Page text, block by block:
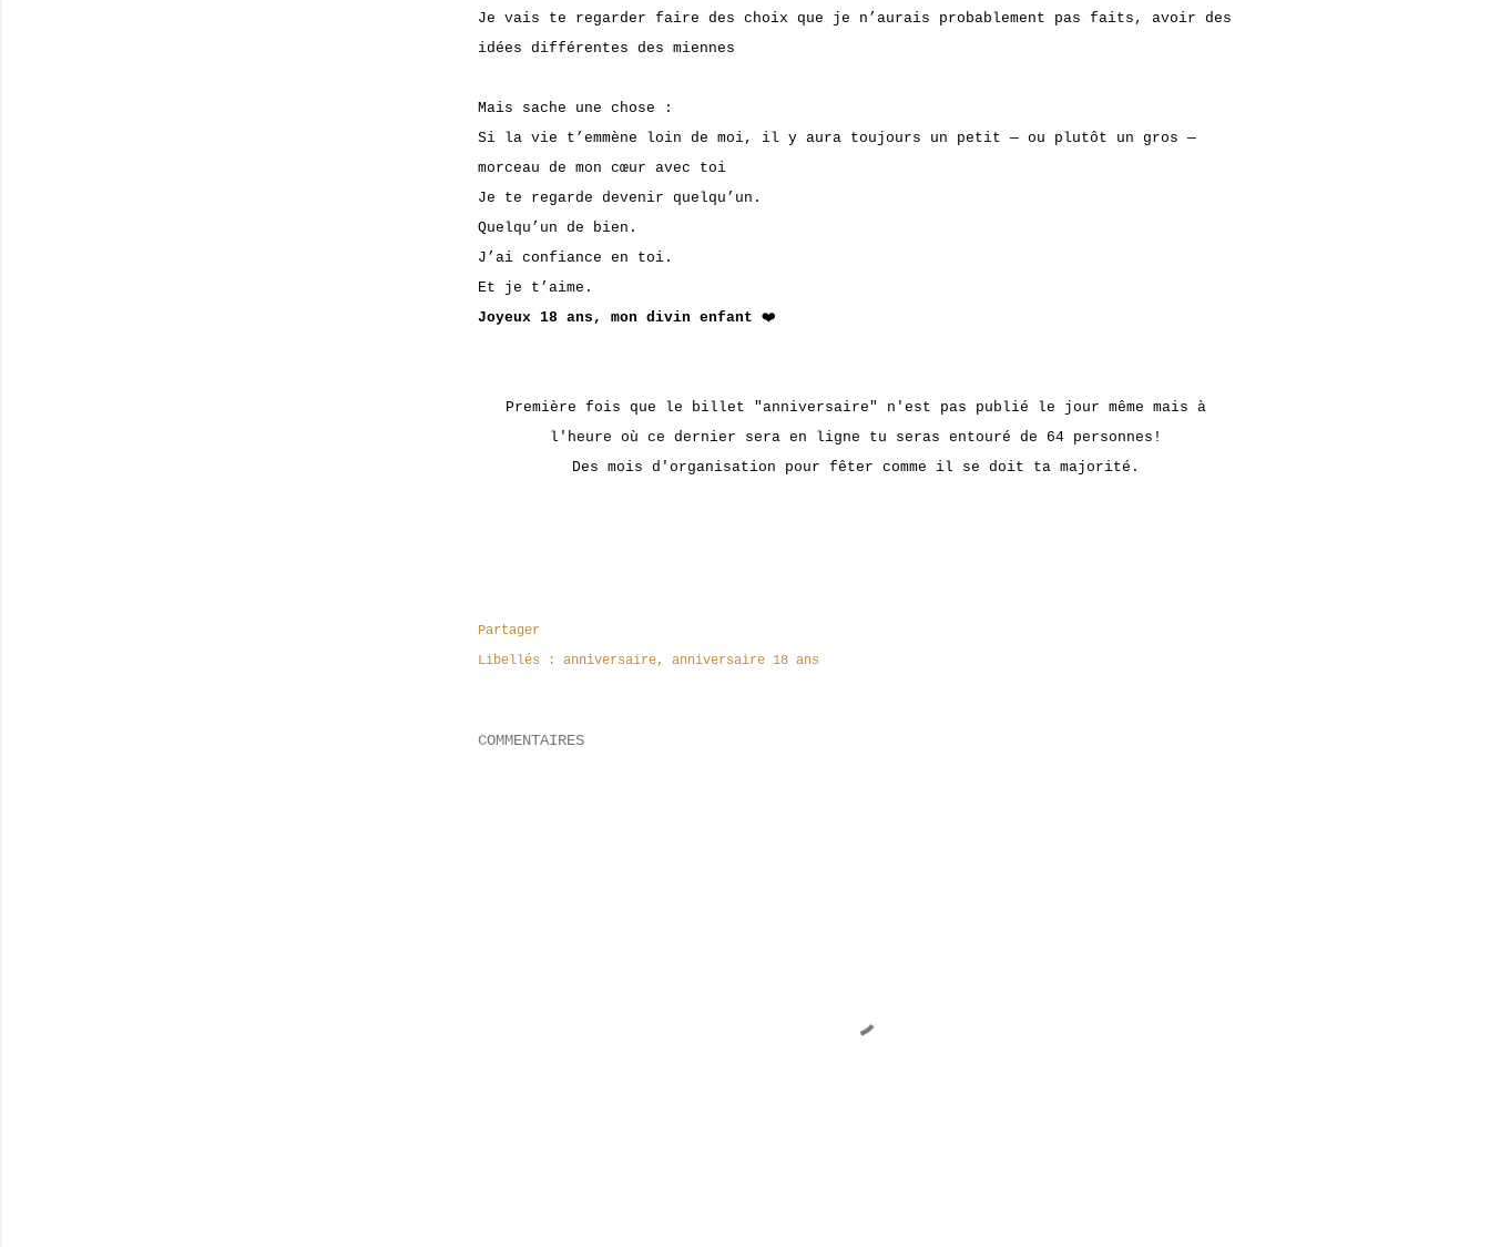
Je vais te regarder faire des choix que je n’aurais probablement pas faits, avoir des
idées différentes des miennes
Mais sache une chose :
Si la vie t’emmène loin de moi, il y aura toujours un petit — ou plutôt un gros —
morceau de mon cœur avec toi
Je te regarde devenir quelqu’un.
Quelqu’un de bien.
J’ai confiance en toi.
Et je t’aime.
Joyeux 18 ans, mon divin enfant ❤️
Première fois que le billet "anniversaire" n'est pas publié le jour même mais à
l'heure où ce dernier sera en ligne tu seras entouré de 64 personnes!
Des mois d'organisation pour fêter comme il se doit ta majorité.
Partager
Libellés :
anniversaire anniversaire 18 ans
COMMENTAIRES